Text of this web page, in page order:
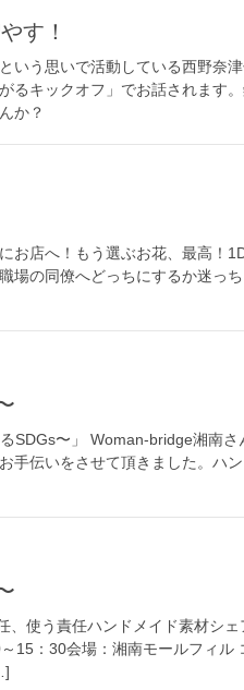
す！
いう思いで活動している西野奈
るキックオフ」でお話されます
か？
お店へ！もう選ぶお花、最高！
場の同僚へどっちにするか迷っ
SDGs〜」 Woman-bridge湘南さ
手伝いをさせて頂きました。ハ
、使う責任ハンドメイド素材シェ
15：30会場：湘南モールフィル